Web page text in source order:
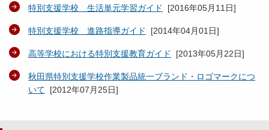
特別支援学校 生活単元学習ガイド [2016年05月11日]
特別支援学校 進路指導ガイド [2014年04月01日]
高等学校における特別支援教育ガイド [2013年05月22日]
秋田県特別支援学校作業製品統一ブランド・ロゴマークにつ
いて [2012年07月25日]